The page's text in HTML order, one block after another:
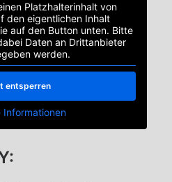
Platzhalterinhalt von
den eigentlichen Inhalt
auf den Button unten. Bitte
Daten an Drittanbieter
werden.
entsperren
Informationen